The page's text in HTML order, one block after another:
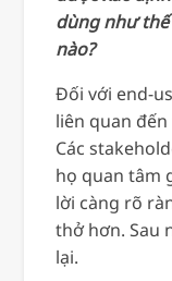
dùng như
nào?
Đối với end-
liên quan
Các
họ quan tâm
lời càng rõ
thở hơn. Sau
lại.